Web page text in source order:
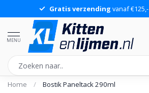
Gratis verzending vanaf €125,-
MENU
Home / Bostik Paneltack 290ml